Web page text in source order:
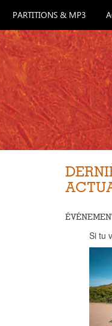
PARTITIONS & MP3
Si tu